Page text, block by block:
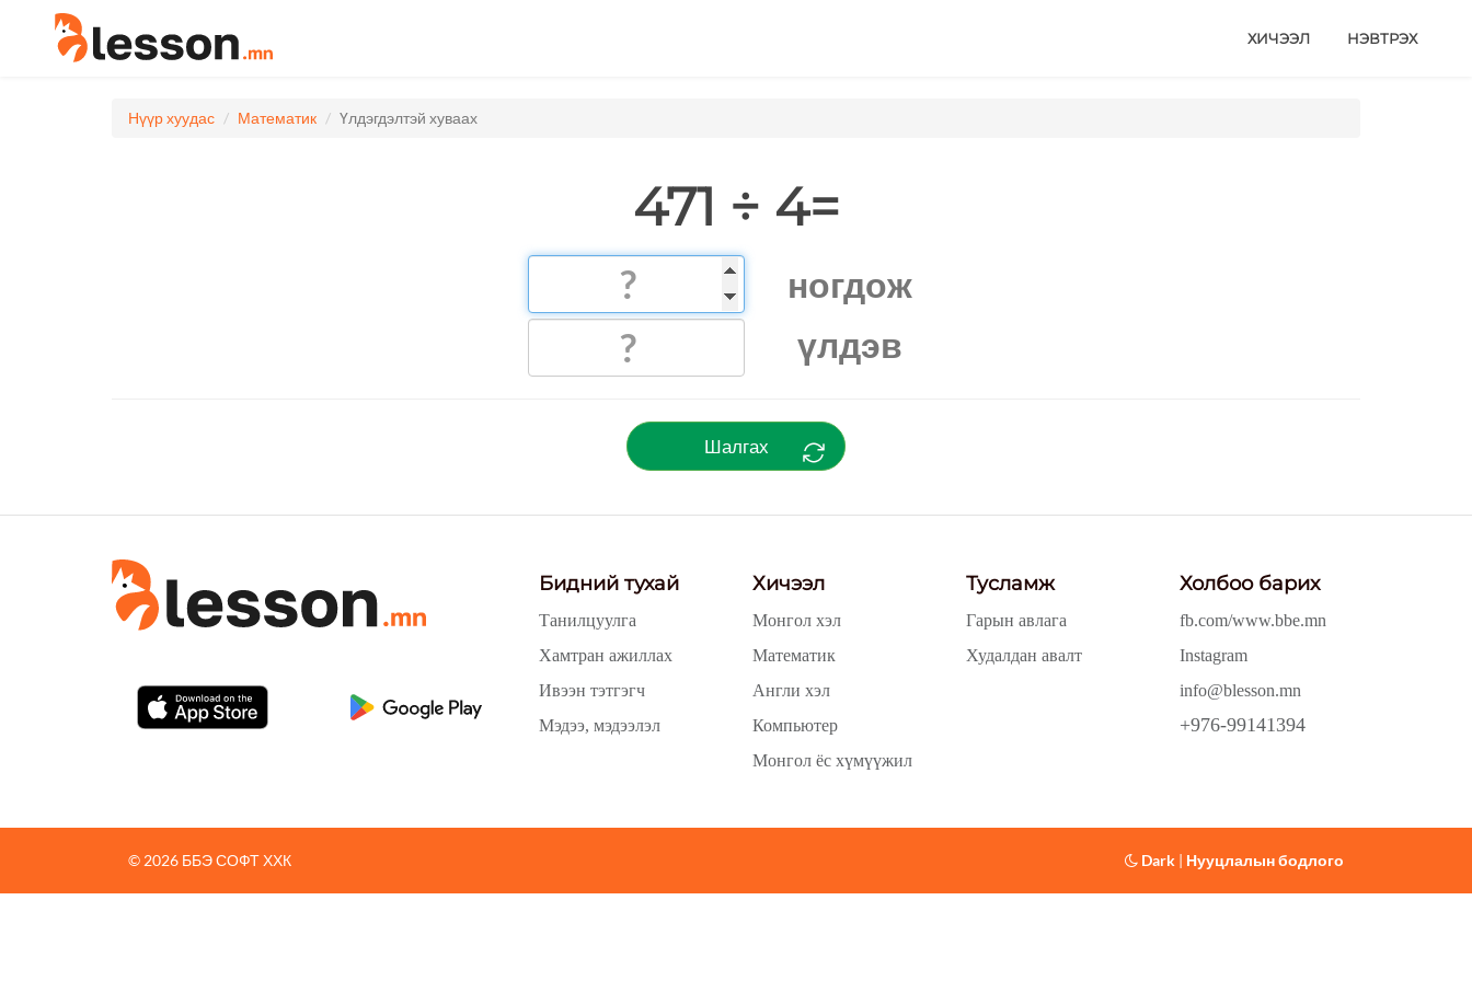
ХИЧЭЭЛ НЭВТРЭХ
Нүүр хуудас Математик Үлдэгдэлтэй хуваах
471 ÷ 4=
ногдож
үлдэв
Шалгах
Бидний тухай
Танилцуулга
Хамтран ажиллах
Ивээн тэтгэгч
Мэдээ, мэдээлэл
Хичээл
Монгол хэл
Математик
Англи хэл
Компьютер
Монгол ёс хүмүүжил
Тусламж
Гарын авлага
Худалдан авалт
Холбоо барих
fb.com/www.bbe.mn
Instagram
info@blesson.mn
+976-99141394
© 2026 ББЭ СОФТ ХХК Dark | Нууцлалын бодлого